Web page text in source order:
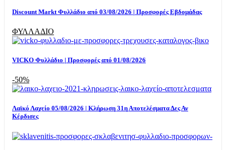
Discount Markt Φυλλάδιο από 03/08/2026 | Προσφορές Εβδομάδας
ΦΥΛΛΑΔΙΟ
VICKO Φυλλάδιο | Προσφορές από 01/08/2026
-50%
Λαϊκό Λαχείο 05/08/2026 | Κλήρωση 31η Αποτελέσματα Δες Αν
Κέρδισες